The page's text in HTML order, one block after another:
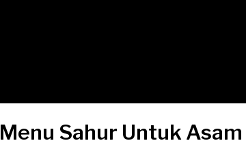
Menu Sahur Untuk